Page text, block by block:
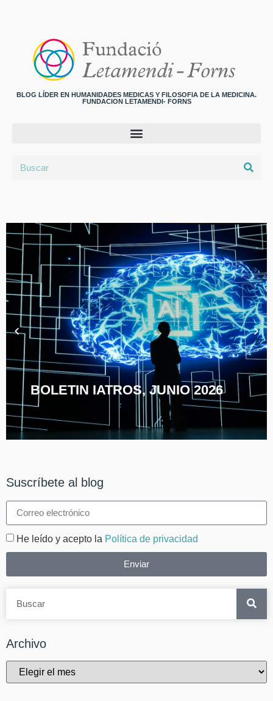
BLOG LÍDER EN HUMANIDADES MEDICAS Y FILOSOFIA DE LA MEDICINA.
FUNDACION LETAMENDI- FORNS
BOLETIN IATROS, JUNIO 2026
Suscríbete al blog
He leído y acepto la Política de privacidad
Enviar
Archivo